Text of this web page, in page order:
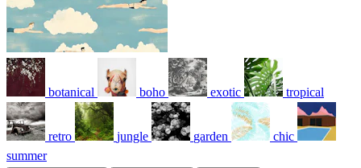
botanical boho exotic tropical
retro jungle garden
chic
summer